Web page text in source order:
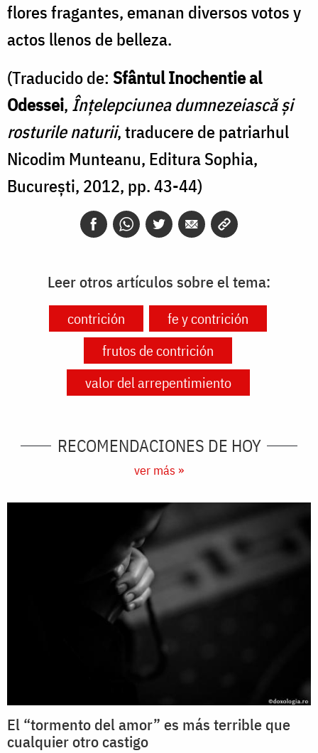
flores fragantes, emanan diversos votos y
actos llenos de belleza.
(Traducido de: Sfântul Inochentie al
Odessei, Înțelepciunea dumnezeiască și
rosturile naturii, traducere de patriarhul
Nicodim Munteanu, Editura Sophia,
București, 2012, pp. 43-44)
Leer otros artículos sobre el tema:
contrición
fe y contrición
frutos de contrición
valor del arrepentimiento
RECOMENDACIONES DE HOY
ver más »
El “tormento del amor” es más terrible que
cualquier otro castigo